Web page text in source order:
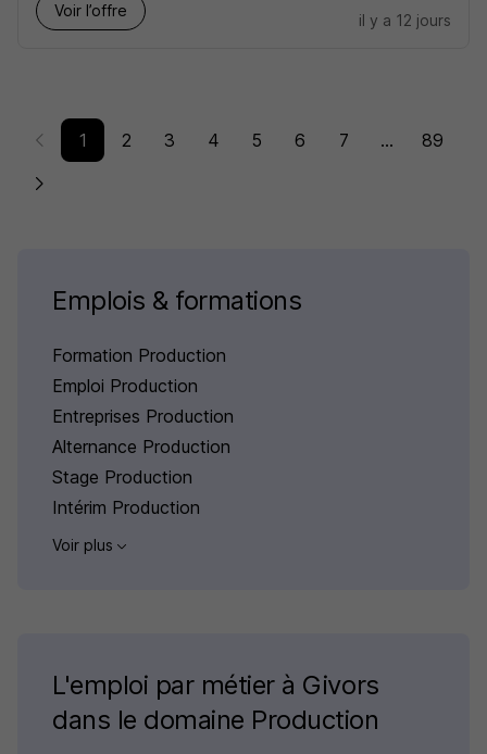
Voir l’offre
il y a 12 jours
1 2 3 4 5 6 7 ... 89
Emplois & formations
Formation Production
Emploi Production
Entreprises Production
Alternance Production
Stage Production
Intérim Production
Voir plus
L'emploi par métier à Givors
dans le domaine Production